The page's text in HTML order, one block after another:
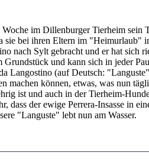
im Dillenburger Tierheim
sie bei ihren Eltern im
Sylt gebracht und er hat sich
und kann sich in jeder
(auf Deutsch:
machen können, etwas, was nun
ist und auch in der Tierheim-
der ewige Perrera-Insasse in
"Languste" lebt nun am Wasser.